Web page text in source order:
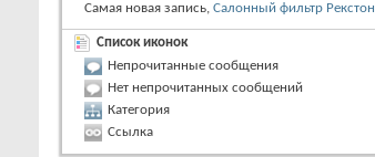
Самая новая запись, Салонный фильтр Рекстон
Список иконок
Непрочитанные сообщения
Нет непрочитанных сообщений
Категория
Ссылка